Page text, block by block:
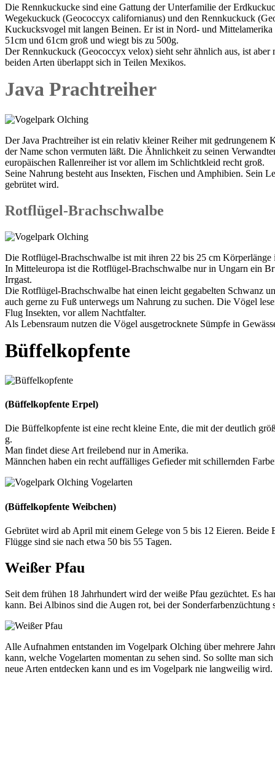
Die Rennkuckucke sind eine Gattung der Unterfamilie der
Wegekuckuck (Geococcyx californianus) und den Rennkuckuck
Kuckucksvogel mit langen Beinen. Er ist in Nord- und
51cm und 61cm groß und wiegt bis zu 500g.
Der Rennkuckuck (Geococcyx velox) sieht sehr ähnlich aus, ist
beiden Arten überlappt sich in Teilen Mexikos.
Java Prachtreiher
Der Java Prachtreiher ist ein relativ kleiner Reiher mit
der Name schon vermuten läßt. Die Ähnlichkeit zu seinen
europäischen Rallenreiher ist vor allem im Schlichtkleid recht groß.
Seine Nahrung besteht aus Insekten, Fischen und Amphibien. Sein
gebrütet wird.
Rotflügel-Brachschwalbe
Die Rotflügel-Brachschwalbe ist mit ihren 22 bis 25 cm
In Mitteleuropa ist die Rotflügel-Brachschwalbe nur in Ungarn ein
Irrgast.
Die Rotflügel-Brachschwalbe hat einen leicht gegabelten Schwanz
auch gerne zu Fuß unterwegs um Nahrung zu suchen. Die Vögel
Flug Insekten, vor allem Nachtfalter.
Als Lebensraum nutzen die Vögel ausgetrocknete Sümpfe in
Büffelkopfente
(Büffelkopfente Erpel)
Die Büffelkopfente ist eine recht kleine Ente, die mit der deutlich
g.
Man findet diese Art freilebend nur in Amerika.
Männchen haben ein recht auffälliges Gefieder mit schillernden
(Büffelkopfente Weibchen)
Gebrütet wird ab April mit einem Gelege von 5 bis 12 Eieren. Beide
Flügge sind sie nach etwa 50 bis 55 Tagen.
Weißer Pfau
Seit dem frühen 18 Jahrhundert wird der weiße Pfau gezüchtet. Es
kann. Bei Albinos sind die Augen rot, bei der Sonderfarbenzüchtung
Alle Aufnahmen entstanden im Vogelpark Olching über mehrere
kann, welche Vogelarten momentan zu sehen sind. So sollte man
neue Arten entdecken kann und es im Vogelpark nie langweilig wird.